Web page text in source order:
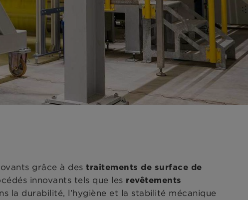
grâce à des traitements de surface de
innovants tels que les revêtements
la durabilité, l’hygiène et la stabilité mécanique